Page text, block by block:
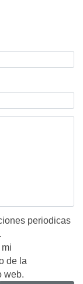
periodicas
de la
web.